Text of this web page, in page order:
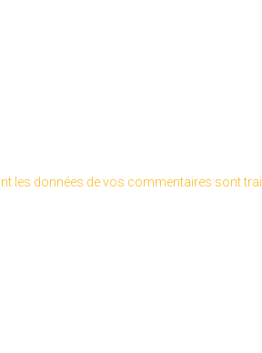
les données de vos commentaires sont